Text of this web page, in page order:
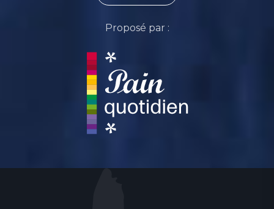
Proposé par :